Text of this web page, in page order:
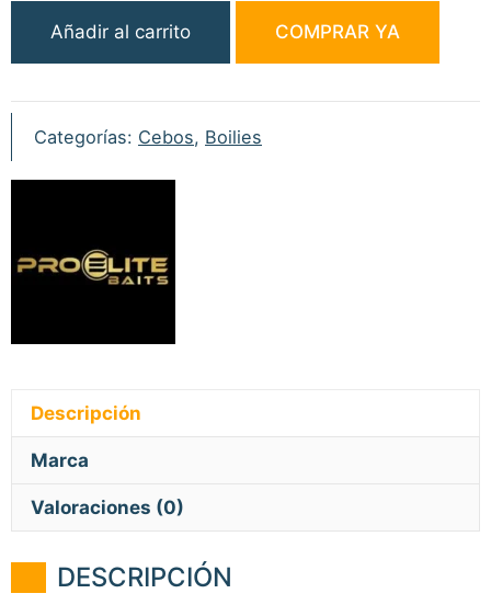
Baits
Natural
Boilies
Squid
8kg
Añadir al carrito COMPRAR YA
Categorías: Cebos, Boilies
Descripción
Marca
Valoraciones (0)
DESCRIPCIÓN